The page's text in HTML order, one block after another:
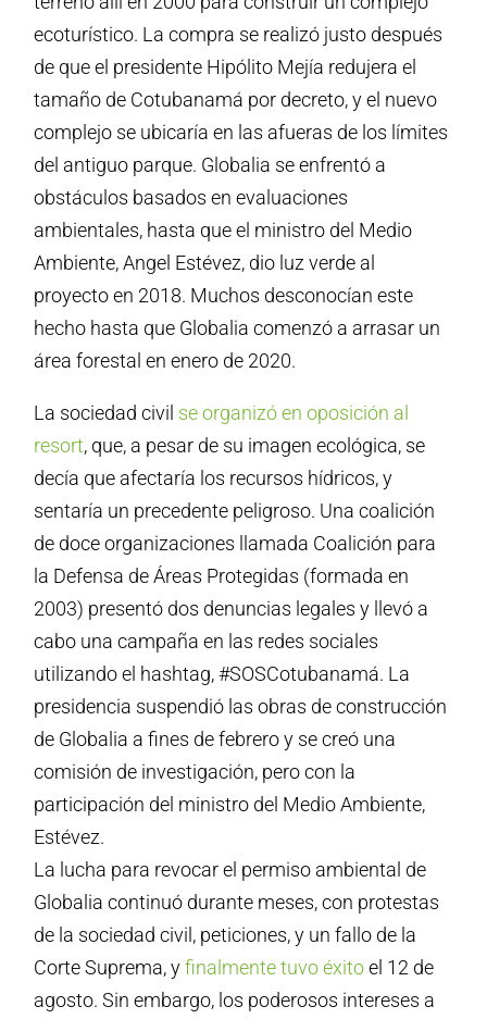
ecoturístico. La compra se realizó justo después
de que el presidente Hipólito Mejía redujera el
tamaño de Cotubanamá por decreto, y el nuevo
complejo se ubicaría en las afueras de los límites
del antiguo parque. Globalia se enfrentó a
obstáculos basados en evaluaciones
ambientales, hasta que el ministro del Medio
Ambiente, Angel Estévez, dio luz verde al
proyecto en 2018. Muchos desconocían este
hecho hasta que Globalia comenzó a arrasar un
área forestal en enero de 2020.
La sociedad civil se organizó en oposición al
resort, que, a pesar de su imagen ecológica, se
decía que afectaría los recursos hídricos, y
sentaría un precedente peligroso. Una coalición
de doce organizaciones llamada Coalición para
la Defensa de Áreas Protegidas (formada en
2003) presentó dos denuncias legales y llevó a
cabo una campaña en las redes sociales
utilizando el hashtag, #SOSCotubanamá. La
presidencia suspendió las obras de construcción
de Globalia a fines de febrero y se creó una
comisión de investigación, pero con la
participación del ministro del Medio Ambiente,
Estévez.
La lucha para revocar el permiso ambiental de
Globalia continuó durante meses, con protestas
de la sociedad civil, peticiones, y un fallo de la
Corte Suprema, yfinalmente tuvo éxitoel 12 de
agosto. Sin embargo, los poderosos intereses a